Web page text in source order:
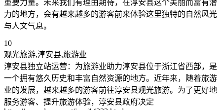
重要力量。未来我们有理由期待，在淳安县这个美丽而富有潜
力的地方，会有越来越多的游客前来体验这里独特的自然风光
与人文气息。
10
观光旅游,淳安县,旅游业
淳安县独立站运营：为旅游业助力淳安县位于浙江省西部，是
一个拥有悠久历史和丰富自然资源的地方。近年来，随着旅游
业的发展，越来越多的游客前往淳安县观光旅游。为了更好地
服务游客、提升旅游体验，淳安县政府决定